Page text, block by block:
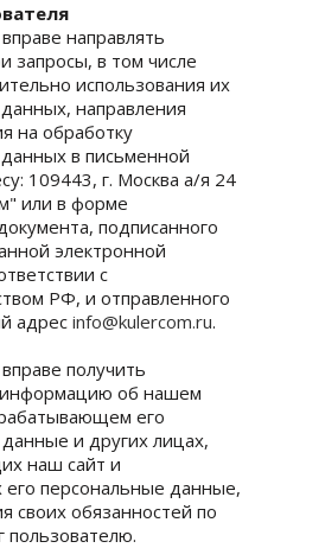
направлять
запросы, в том числе
использования их
направления
на обработку
в письменной
109443, г. Москва а/я 24
или в форме
подписанного
электронной
с
РФ, и отправленного
адресinfo@kulercom.ru.
получить
об нашем
его
и других лицах,
наш сайт и
персональные данные,
своих обязанностей по
пользователю.